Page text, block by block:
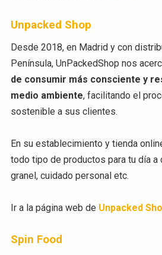
Unpacked Shop
Desde 2018, en Madrid y con
Península, UnPackedShop nos
de consumir más consciente y
medio ambiente, facilitando el
sostenible a sus clientes.
En su establecimiento y tienda
todo tipo de productos para tu día a
granel, cuidado personal etc.
Ir a la página web de Unpacked
Spin Food